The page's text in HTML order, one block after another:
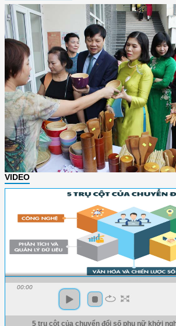
VIDEO
00:00
5 trụ cột của chuyển đổi số phụ nữ khởi